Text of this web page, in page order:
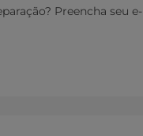
Preencha seu e-